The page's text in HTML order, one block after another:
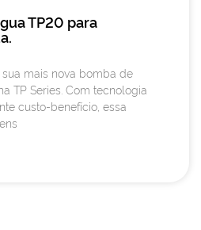
TP20 para
mais nova bomba de
TP Series. Com tecnologia
custo-benefício, essa